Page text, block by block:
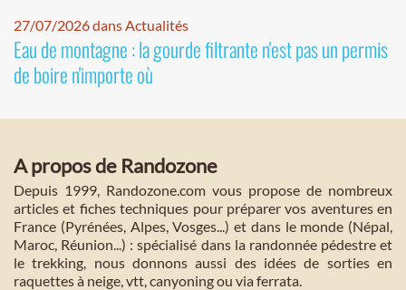
27/07/2026 dans Actualités
Eau de montagne : la gourde filtrante n'est pas un permis
de boire n'importe où
A propos de Randozone
Depuis 1999, Randozone.com vous propose de nombreux
articles et fiches techniques pour préparer vos aventures en
France (Pyrénées, Alpes, Vosges...) et dans le monde (Népal,
Maroc, Réunion...) : spécialisé dans la randonnée pédestre et
le trekking, nous donnons aussi des idées de sorties en
raquettes à neige, vtt, canyoning ou via ferrata.